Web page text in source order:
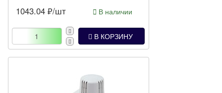
1043.04 ₽/шт В наличии
В КОРЗИНУ